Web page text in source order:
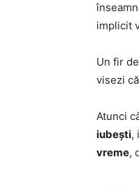
implicit
Un fir
visezi
Atunci
iubești,
vreme,